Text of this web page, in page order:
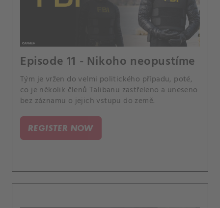
Episode 11 - Nikoho neopustíme
Tým je vržen do velmi politického případu, poté,
co je několik členů Talibanu zastřeleno a uneseno
bez záznamu o jejich vstupu do země.
REGISTER NOW